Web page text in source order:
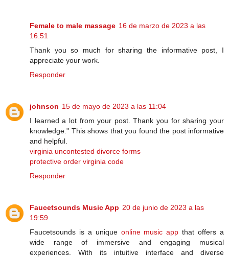
Female to male massage 16 de marzo de 2023 a las
16:51
Thank you so much for sharing the informative post, I
appreciate your work.
Responder
johnson 15 de mayo de 2023 a las 11:04
I learned a lot from your post. Thank you for sharing your
knowledge." This shows that you found the post informative
and helpful.
virginia uncontested divorce forms
protective order virginia code
Responder
Faucetsounds Music App 20 de junio de 2023 a las
19:59
Faucetsounds is a unique online music app that offers a
wide range of immersive and engaging musical
experiences. With its intuitive interface and diverse